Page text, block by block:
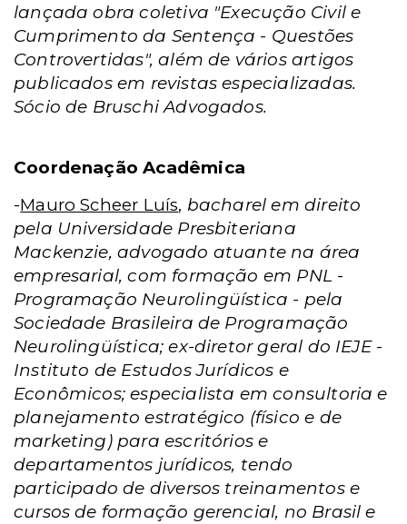
lançada obra coletiva "Execução Civil e
Cumprimento da Sentença - Questões
Controvertidas", além de vários artigos
publicados em revistas especializadas.
Sócio de Bruschi Advogados.
Coordenação Acadêmica
-Mauro Scheer Luís, bacharel em direito
pela Universidade Presbiteriana
Mackenzie, advogado atuante na área
empresarial, com formação em PNL -
Programação Neurolingüística - pela
Sociedade Brasileira de Programação
Neurolingüística; ex-diretor geral do IEJE -
Instituto de Estudos Jurídicos e
Econômicos; especialista em consultoria e
planejamento estratégico (físico e de
marketing) para escritórios e
departamentos jurídicos, tendo
participado de diversos treinamentos e
cursos de formação gerencial, no Brasil e